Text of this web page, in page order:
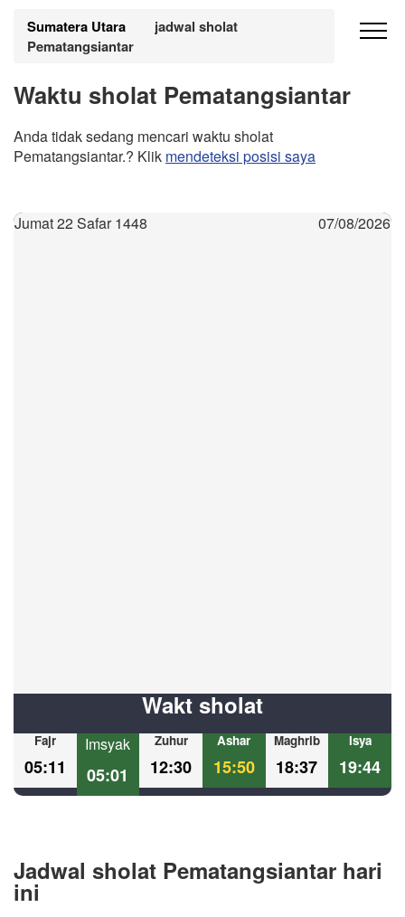
Sumatera Utara
jadwal sholat
Pematangsiantar
Waktu sholat Pematangsiantar
Anda tidak sedang mencari waktu sholat
Pematangsiantar.? Klik mendeteksi posisi saya
Jumat 22 Safar 1448 07/08/2026
Wakt sholat
Fajr
05:11
Imsyak
05:01
Zuhur
12:30
Ashar
15:50
Maghrib
18:37
Isya
19:44
Jadwal sholat Pematangsiantar hari
ini